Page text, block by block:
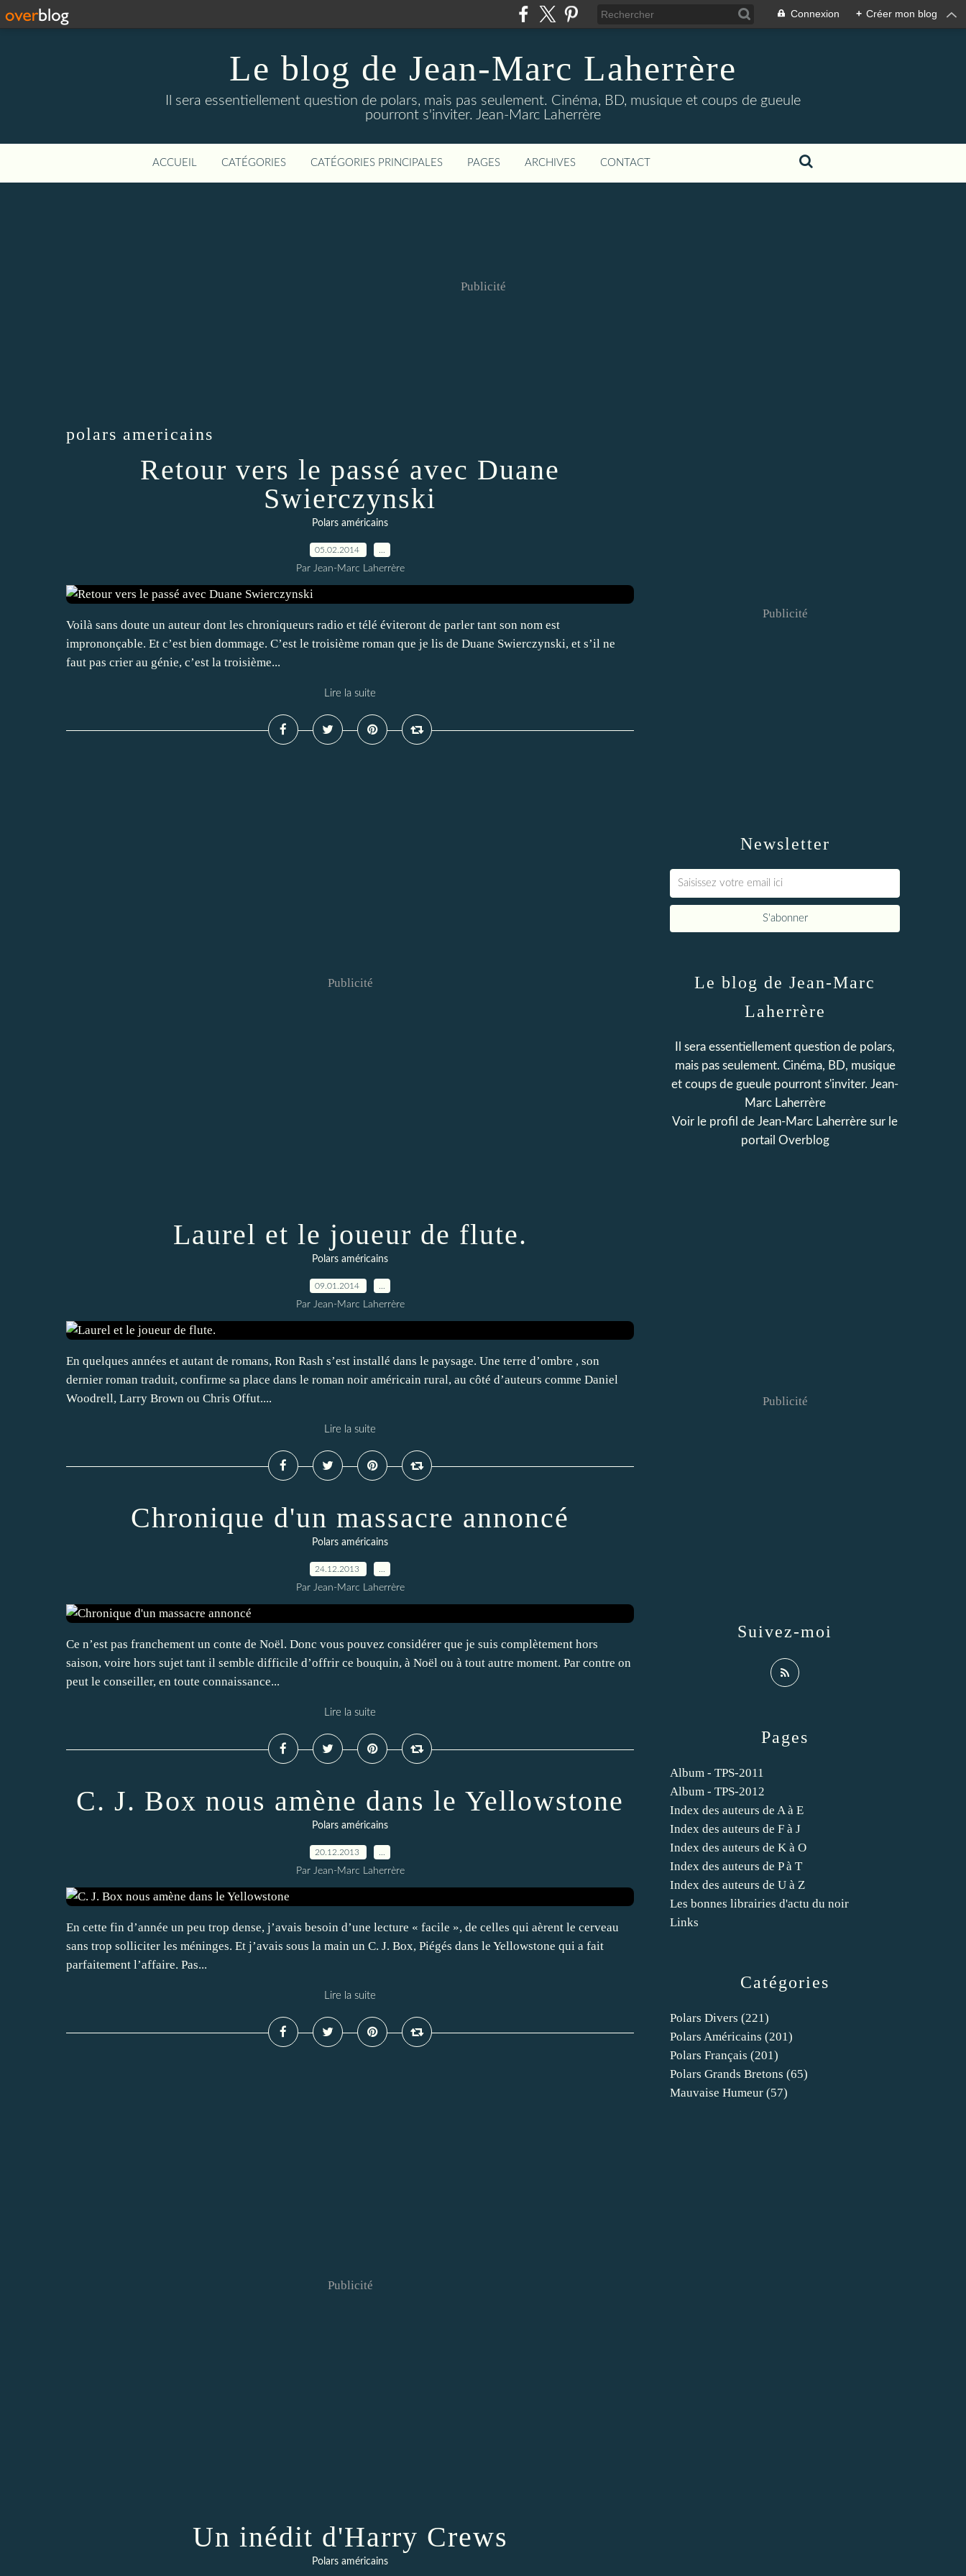
Connexion + Créer mon blog
Le blog de Jean-Marc Laherrère
Il sera essentiellement question de polars, mais pas seulement. Cinéma, BD, musique et coups de gueule
pourront s'inviter. Jean-Marc Laherrère
ACCUEIL CATÉGORIES CATÉGORIES PRINCIPALES PAGES ARCHIVES CONTACT
Publicité
polars americains
Retour vers le passé avec Duane
Swierczynski
Polars américains
05.02.2014
Par Jean-Marc Laherrère
Voilà sans doute un auteur dont les chroniqueurs radio et télé éviteront de parler tant son nom est
imprononçable. Et c’est bien dommage. C’est le troisième roman que je lis de Duane Swierczynski, et s’il ne
faut pas crier au génie, c’est la troisième...
Lire la suite
Publicité
Laurel et le joueur de flute.
Polars américains
09.01.2014
Par Jean-Marc Laherrère
En quelques années et autant de romans, Ron Rash s’est installé dans le paysage. Une terre d’ombre , son
dernier roman traduit, confirme sa place dans le roman noir américain rural, au côté d’auteurs comme Daniel
Woodrell, Larry Brown ou Chris Offut....
Lire la suite
Chronique d'un massacre annoncé
Polars américains
24.12.2013
Par Jean-Marc Laherrère
Ce n’est pas franchement un conte de Noël. Donc vous pouvez considérer que je suis complètement hors
saison, voire hors sujet tant il semble difficile d’offrir ce bouquin, à Noël ou à tout autre moment. Par contre on
peut le conseiller, en toute connaissance...
Lire la suite
C. J. Box nous amène dans le Yellowstone
Polars américains
20.12.2013
Par Jean-Marc Laherrère
En cette fin d’année un peu trop dense, j’avais besoin d’une lecture « facile », de celles qui aèrent le cerveau
sans trop solliciter les méninges. Et j’avais sous la main un C. J. Box, Piégés dans le Yellowstone qui a fait
parfaitement l’affaire. Pas...
Lire la suite
Publicité
Un inédit d'Harry Crews
Polars américains
Newsletter
Publicité
Catégories
Polars Divers (221)
Polars Américains (201)
Polars Français (201)
Polars Grands Bretons (65)
Mauvaise Humeur (57)
Pages
Album - TPS-2011
Album - TPS-2012
Index des auteurs de A à E
Index des auteurs de F à J
Index des auteurs de K à O
Index des auteurs de P à T
Index des auteurs de U à Z
Les bonnes librairies d'actu du noir
Links
Le blog de Jean-Marc
Laherrère
Il sera essentiellement question de polars,
mais pas seulement. Cinéma, BD, musique
et coups de gueule pourront s'inviter. Jean-
Marc Laherrère
Voir le profil de Jean-Marc Laherrère sur le
portail Overblog
Suivez-moi
Publicité